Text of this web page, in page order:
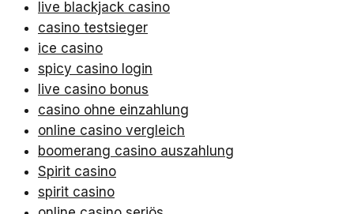
live blackjack casino
casino testsieger
ice casino
spicy casino login
live casino bonus
casino ohne einzahlung
online casino vergleich
boomerang casino auszahlung
Spirit casino
spirit casino